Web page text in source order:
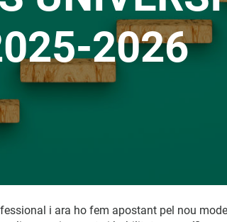
2026
i ara ho fem apostant pel nou